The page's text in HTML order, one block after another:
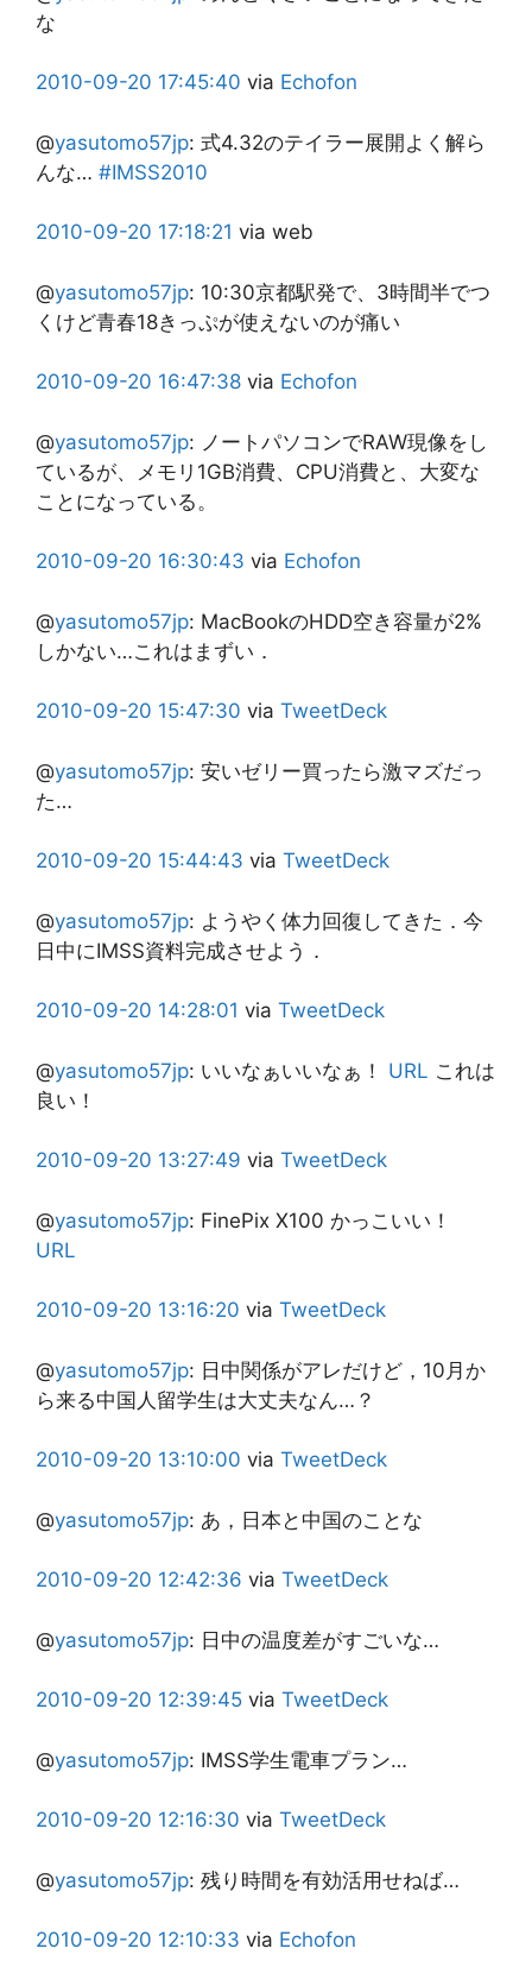
な
2010-09-20 17:45:40 via Echofon
@yasutomo57jp: 式4.32のテイラー展開よく解ら
んな… #IMSS2010
2010-09-20 17:18:21 via web
@yasutomo57jp: 10:30京都駅発で、3時間半でつ
くけど青春18きっぷが使えないのが痛い
2010-09-20 16:47:38 via Echofon
@yasutomo57jp: ノートパソコンでRAW現像をし
ているが、メモリ1GB消費、CPU消費と、大変な
ことになっている。
2010-09-20 16:30:43 via Echofon
@yasutomo57jp: MacBookのHDD空き容量が2%
しかない…これはまずい．
2010-09-20 15:47:30 via TweetDeck
@yasutomo57jp: 安いゼリー買ったら激マズだっ
た…
2010-09-20 15:44:43 via TweetDeck
@yasutomo57jp: ようやく体力回復してきた．今
日中にIMSS資料完成させよう．
2010-09-20 14:28:01 via TweetDeck
@yasutomo57jp: いいなぁいいなぁ！ URL これは
良い！
2010-09-20 13:27:49 via TweetDeck
@yasutomo57jp: FinePix X100 かっこいい！
URL
2010-09-20 13:16:20 via TweetDeck
@yasutomo57jp: 日中関係がアレだけど，10月か
ら来る中国人留学生は大丈夫なん…？
2010-09-20 13:10:00 via TweetDeck
@yasutomo57jp: あ，日本と中国のことな
2010-09-20 12:42:36 via TweetDeck
@yasutomo57jp: 日中の温度差がすごいな…
2010-09-20 12:39:45 via TweetDeck
@yasutomo57jp: IMSS学生電車プラン…
2010-09-20 12:16:30 via TweetDeck
@yasutomo57jp: 残り時間を有効活用せねば…
2010-09-20 12:10:33 via Echofon